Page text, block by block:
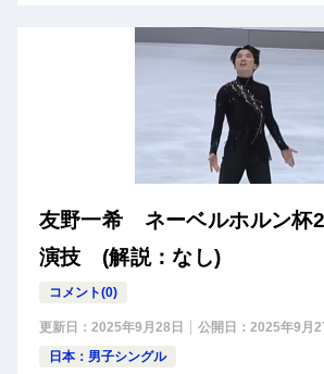
友野一希 ネーベルホルン
演技 (解説：なし)
コメント(0)
更新日： 2025年9月28日 公開日： 2025年9月
日本：男子シングル